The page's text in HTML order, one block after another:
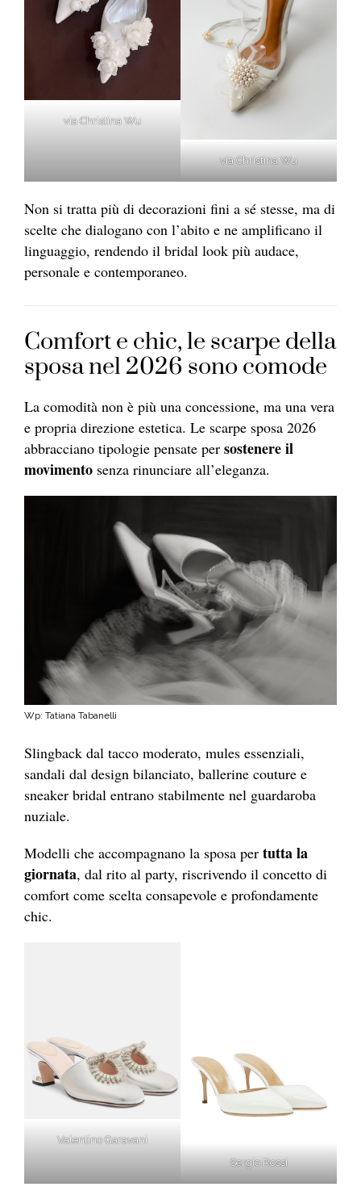
via Christina Wu
via Christina Wu
Non si tratta più di decorazioni fini a sé stesse, ma di
scelte che dialogano con l’abito e ne amplificano il
linguaggio, rendendo il bridal look più audace,
personale e contemporaneo.
Comfort e chic, le scarpe della
sposa nel 2026 sono comode
La comodità non è più una concessione, ma una vera
e propria direzione estetica. Le scarpe sposa 2026
abbracciano tipologie pensate per sostenere il
movimento senza rinunciare all’eleganza.
Wp: Tatiana Tabanelli
Slingback dal tacco moderato, mules essenziali,
sandali dal design bilanciato, ballerine couture e
sneaker bridal entrano stabilmente nel guardaroba
nuziale.
Modelli che accompagnano la sposa per tutta la
giornata, dal rito al party, riscrivendo il concetto di
comfort come scelta consapevole e profondamente
chic.
Valentino Garavani
Sergio Rossi